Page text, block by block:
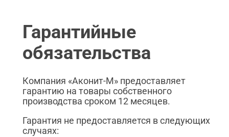
Гарантийные
обязательства
Компания «Аконит-М» предоставляет
гарантию на товары собственного
производства сроком 12 месяцев.
Гарантия не предоставляется в следующих
случаях: